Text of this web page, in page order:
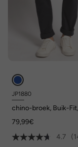
JP1880
chino-broek, Buik-Fit,
79,99€
4.7